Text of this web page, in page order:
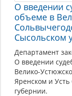
О введении
объеме в
Сысольском
Департамент
О введении
Велико-
Яренском и Усть
губернии.